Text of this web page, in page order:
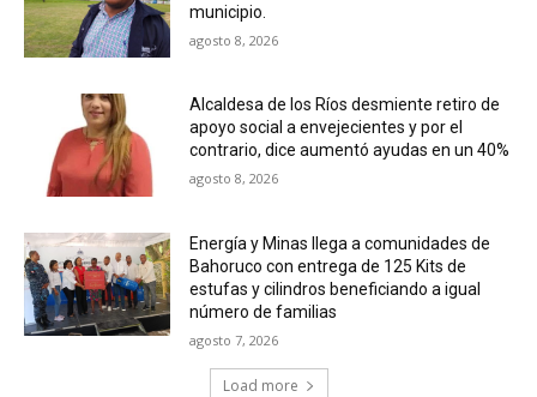
municipio.
agosto 8, 2026
Alcaldesa de los Ríos desmiente retiro de
apoyo social a envejecientes y por el
contrario, dice aumentó ayudas en un 40%
agosto 8, 2026
Energía y Minas llega a comunidades de
Bahoruco con entrega de 125 Kits de
estufas y cilindros beneficiando a igual
número de familias
agosto 7, 2026
Load more